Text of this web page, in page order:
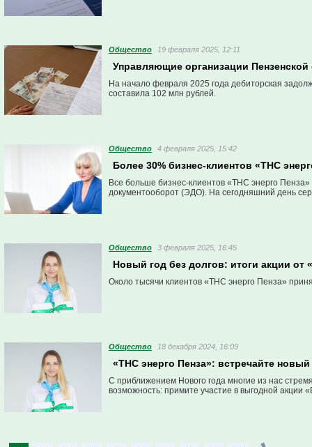
Общество 19 февраля 2025, 12:11
Управляющие организации
На начало февраля 2025 года дебиторская
составила 102 млн рублей.
Общество 4 февраля 2025, 15:42
Более 30% бизнес-клиентов «ТНС
Все больше бизнес-клиентов «ТНС энерго
документооборот (ЭДО). На сегодняшний день
Общество 3 февраля 2025, 16:45
Новый год без долгов: итоги акции от
Около тысячи клиентов «ТНС энерго Пенза»
Общество 18 декабря 2024, 16:09
«ТНС энерго Пенза»: встречайте
С приближением Нового года многие из нас
возможность: примите участие в выгодной акции